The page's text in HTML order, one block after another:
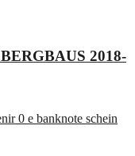
2018-